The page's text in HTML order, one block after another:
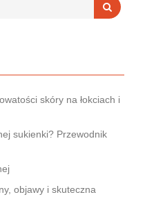
skóry na łokciach i
sukienki? Przewodnik
objawy i skuteczna